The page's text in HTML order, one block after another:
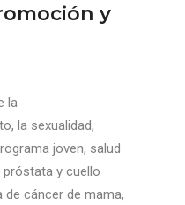
y
la
la sexualidad,
joven, salud
próstata y cuello
de cáncer de mama,